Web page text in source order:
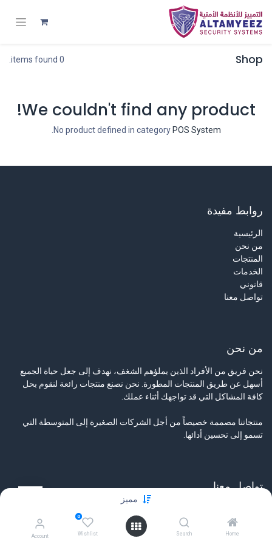
مميز
Home
Search
0
Wishlist
Account
Shop
0 items found.
We couldn't find any product!
No product defined in category POS System
روابط مفيدة
الرئيسية
من نحن
المنتجات
الخدمات
قانوني
تواصل معنا
من نحن
نحن فريق من الأفراد الذين يملؤهم الشغف، نهدف إلى جعل حياة الجميع
أسهل عن طريق المنتجات المطورة. نحن نصنع منتجات رائعة لنقوم بحل
كافة المشاكل التي قد تواجهك أثناء عملك.
منتجاتنا مصممة خصيصاً من أجل الشركات الصغيرة إلى المتوسطة التي
تسمو إلى تحسين أدائها.
تواصل معنا
info@tamyeezsecurity.com
+974 4488 4600